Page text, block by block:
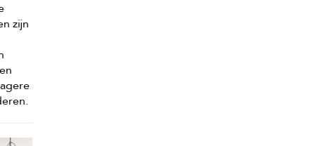
zijn